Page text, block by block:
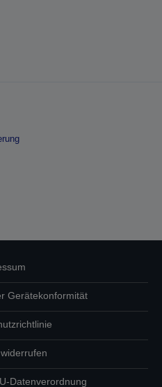
Gerätekonformität
Datenverordnung